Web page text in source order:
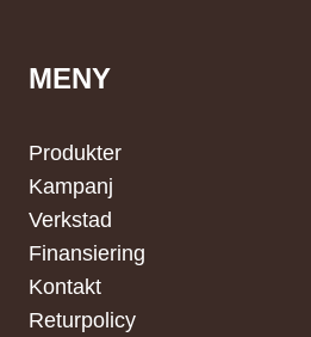
MENY
Produkter
Kampanj
Verkstad
Finansiering
Kontakt
Returpolicy